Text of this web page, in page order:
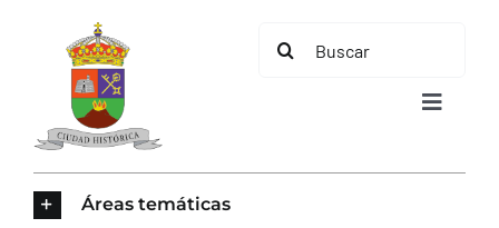
contenido
Buscar:
Toggle
Áreas temáticas